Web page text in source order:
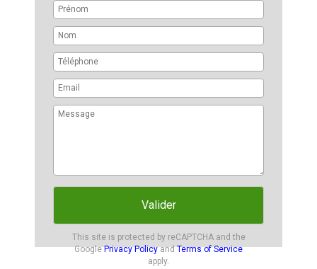
Valider
This site is protected by reCAPTCHA and the
GooglePrivacy PolicyandTerms of Service
apply.